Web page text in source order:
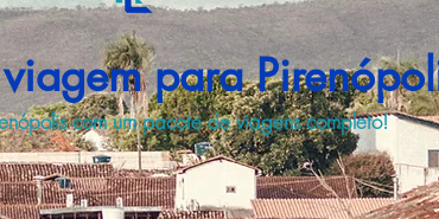
para
com um pacote de viagens completo!